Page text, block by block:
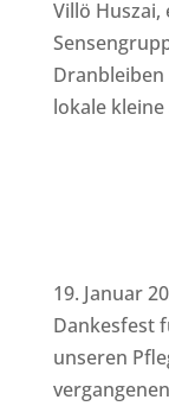
Villö
lokale
19. Januar
Dankesfest
unseren